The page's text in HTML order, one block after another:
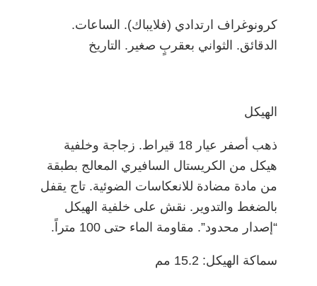
كرونوغراف ارتدادي (فلايباك). الساعات.
الدقائق. الثواني بعقربٍ صغير. التاريخ
الهيكل
ذهب أصفر عيار 18 قيراط. زجاجة وخلفية
هيكل من الكريستال السافيري المعالج بطبقة
من مادة مضادة للانعكاسات الضوئية. تاج يقفل
بالضغط والتدوير. نقش على خلفية الهيكل
“إصدار محدود”. مقاومة الماء حتى 100 متراً.
سماكة الهيكل: 15.2 مم